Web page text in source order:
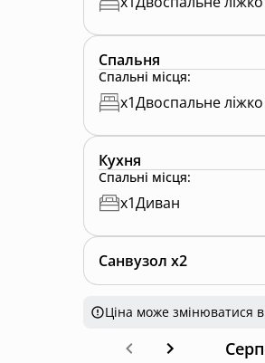
Спальня
Спальні місця:
x1Двоспальне ліжко
Кухня
Спальні місця:
x1Диван
Санвузол x2
Ціна може змінюватися